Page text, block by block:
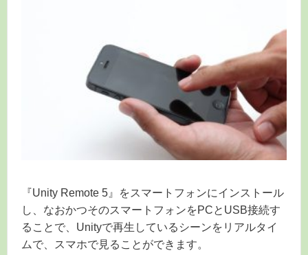
『Unity Remote 5』をスマートフォンにインストール
し、なおかつそのスマートフォンをPCとUSB接続す
ることで、Unityで再生しているシーンをリアルタイ
ムで、スマホで見ることができます。